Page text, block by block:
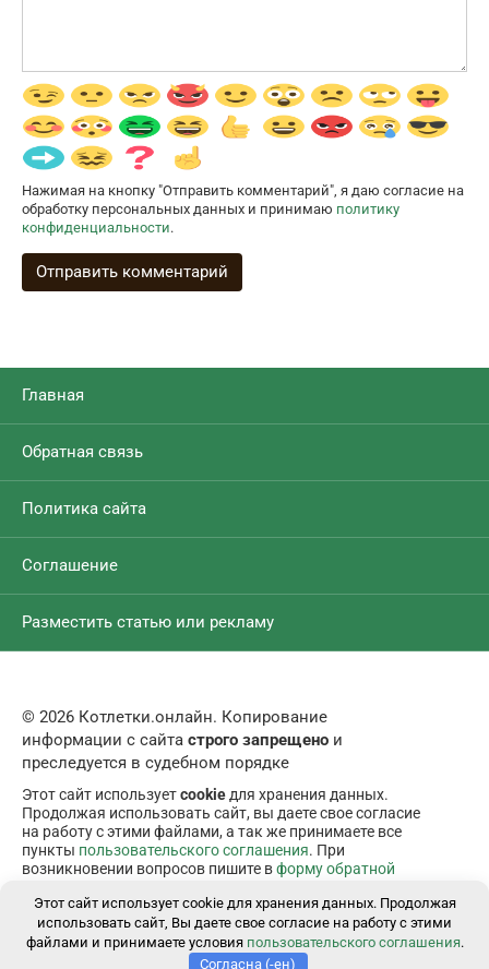
Нажимая на кнопку "Отправить комментарий", я даю согласие на
обработку персональных данных и принимаю политику
конфиденциальности.
Главная
Обратная связь
Политика сайта
Соглашение
Разместить статью или рекламу
© 2026 Котлетки.онлайн. Копирование
информации с сайта строго запрещено и
преследуется в судебном порядке
Этот сайт используетcookie для хранения данных.
Продолжая использовать сайт, вы даете свое согласие
на работу с этими файлами, а так же принимаете все
пункты пользовательского соглашения. При
возникновении вопросов пишите вформу обратной
Этот сайт использует cookie для хранения данных. Продолжая
использовать сайт, Вы даете свое согласие на работу с этими
файлами и принимаете условия пользовательского соглашения.
Согласна (-ен)